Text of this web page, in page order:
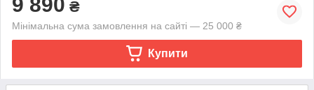
₴
Мінімальна сума замовлення на сайті — 25 000 ₴
Купити